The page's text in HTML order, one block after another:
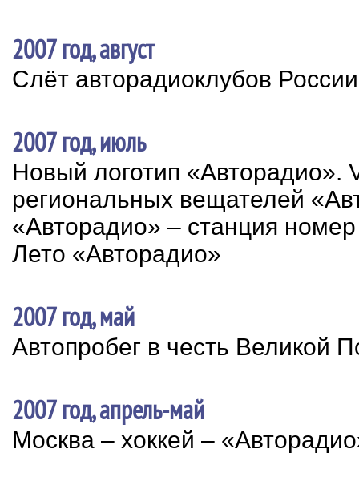
2007 год, август
Слёт авторадиоклубов России
2007 год, июль
Новый логотип «Авторадио».
региональных вещателей
«Авторадио» – станция
Лето «Авторадио»
2007 год, май
Автопробег в честь Великой
2007 год, апрель-май
Москва – хоккей –